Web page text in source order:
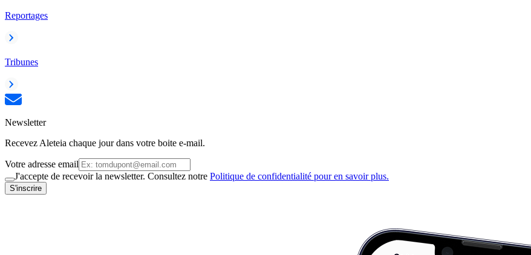
Reportages
Tribunes
Newsletter
Recevez Aleteia chaque jour dans votre boite e-mail.
Votre adresse email
J'accepte de recevoir la newsletter. Consultez notre Politique de confidentialité pour en savoir plus.
S'inscrire